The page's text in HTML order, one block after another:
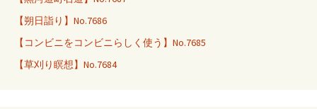
【朔日詣り】No.7686
【コンビニをコンビニらしく使う】No.7685
【草刈り瞑想】No.7684